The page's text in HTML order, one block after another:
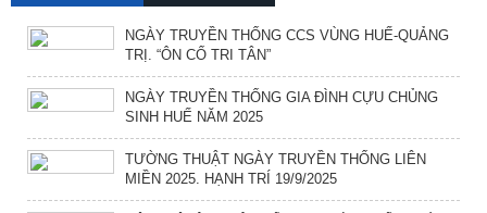
NGÀY TRUYỀN THỐNG CCS VÙNG HUẾ-QUẢNG
TRỊ. “ÔN CỐ TRI TÂN”
NGÀY TRUYỀN THỐNG GIA ĐÌNH CỰU CHỦNG
SINH HUẾ NĂM 2025
TƯỜNG THUẬT NGÀY TRUYỀN THỐNG LIÊN
MIỀN 2025. HẠNH TRÍ 19/9/2025